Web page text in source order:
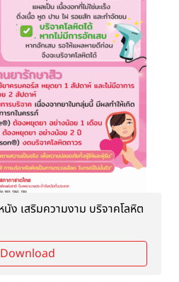
ง เสริมความงาม บริจาคโลหิต
Download